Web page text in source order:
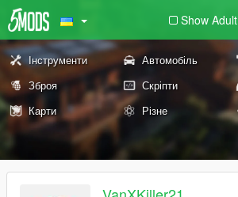
Show Adult
Інструменти Автомобіль
Зброя
Скріпти
Карти
Різне